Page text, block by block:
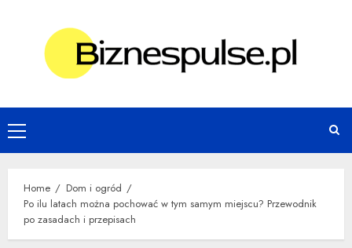
Primary
Menu
Home
Dom i ogród
Po ilu latach można pochować w tym samym miejscu? Przewodnik
po zasadach i przepisach